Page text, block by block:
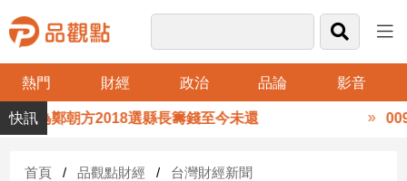
熱門 財經 政治 品論 影音
品
觀
財
為鄭朝方2018選縣長籌錢至今未還
首頁 品觀點財經 台灣財經新聞